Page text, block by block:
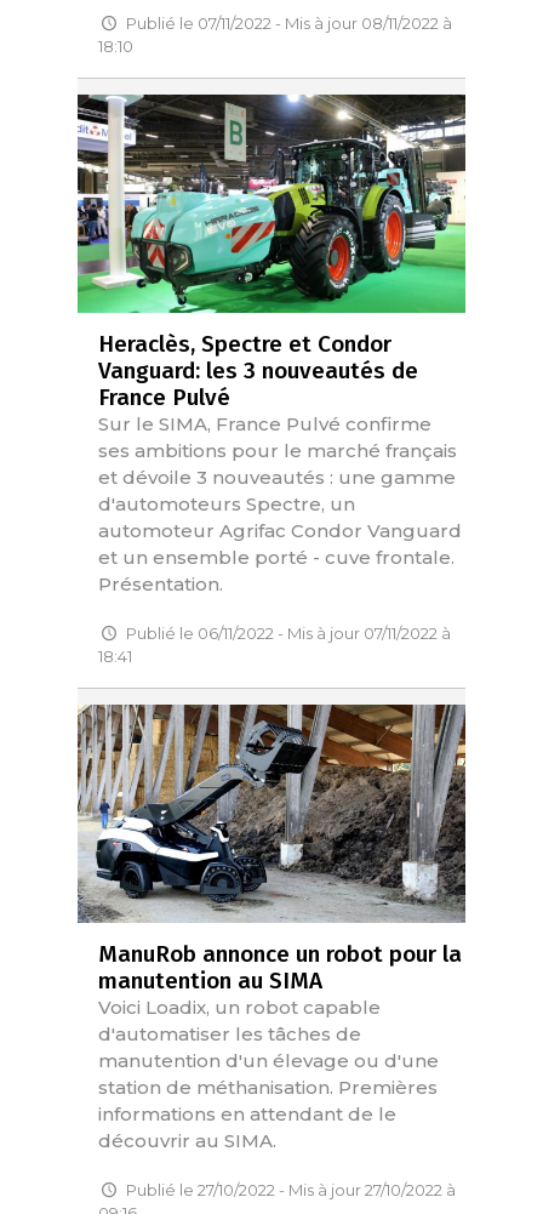
Publié le 07/11/2022 - Mis à jour 08/11/2022 à
18:10
Heraclès, Spectre et Condor
Vanguard: les 3 nouveautés de
France Pulvé
Sur le SIMA, France Pulvé confirme
ses ambitions pour le marché français
et dévoile 3 nouveautés : une gamme
d'automoteurs Spectre, un
automoteur Agrifac Condor Vanguard
et un ensemble porté - cuve frontale.
Présentation.
Publié le 06/11/2022 - Mis à jour 07/11/2022 à
18:41
ManuRob annonce un robot pour la
manutention au SIMA
Voici Loadix, un robot capable
d'automatiser les tâches de
manutention d'un élevage ou d'une
station de méthanisation. Premières
informations en attendant de le
découvrir au SIMA.
Publié le 27/10/2022 - Mis à jour 27/10/2022 à